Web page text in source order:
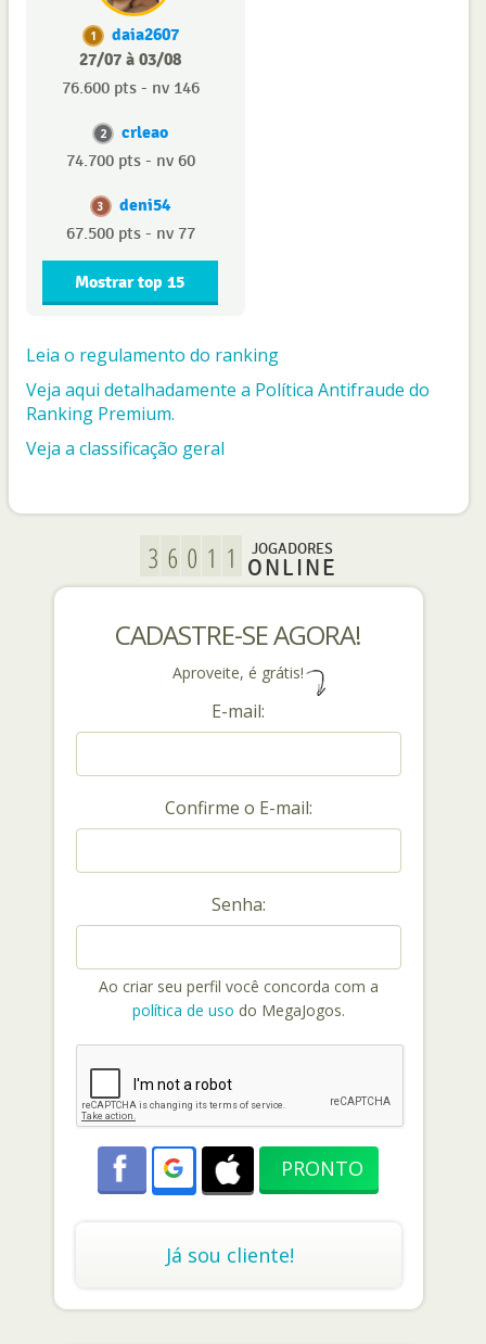
1
daia2607
27/07 à 03/08
76.600 pts - nv 146
2 crleao
74.700 pts - nv 60
3 deni54
67.500 pts - nv 77
Mostrar top 15
Leia o regulamento do ranking
Veja aqui detalhadamente a Política Antifraude do
Ranking Premium.
Veja a classificação geral
JOGADORES
ONLINE
CADASTRE-SE AGORA!
Aproveite, é grátis!
E-mail:
Confirme o E-mail:
Senha:
Ao criar seu perfil você concorda com a
política de uso do MegaJogos.
Já sou cliente!